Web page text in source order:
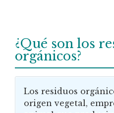
¿Qué son los
orgánicos?
Los residuos
origen vegetal,